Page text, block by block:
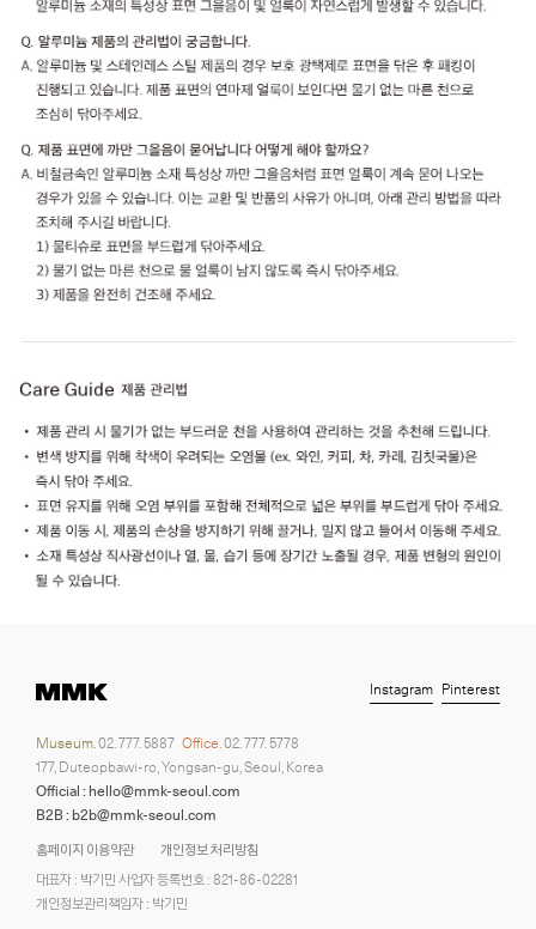
홈페이지 이용약관
개인정보 처리방침
대표자 : 박기민 사업자 등록번호 : 821-86-02281
개인정보관리책임자 : 박기민
Museum. 02. 777. 5887 Office. 02. 777. 5778
177, Duteopbawi-ro, Yongsan-gu, Seoul, Korea
Official : hello@mmk-seoul.com
B2B : b2b@mmk-seoul.com
Instagram Pinterest